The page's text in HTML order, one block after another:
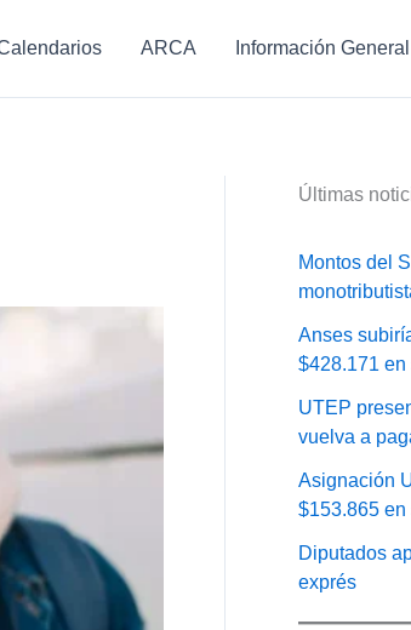
ARCA Información General
Últimas
Montos del
Anses
$428.171
UTEP
vuelva a
Asignación
$153.865
Diputados
exprés